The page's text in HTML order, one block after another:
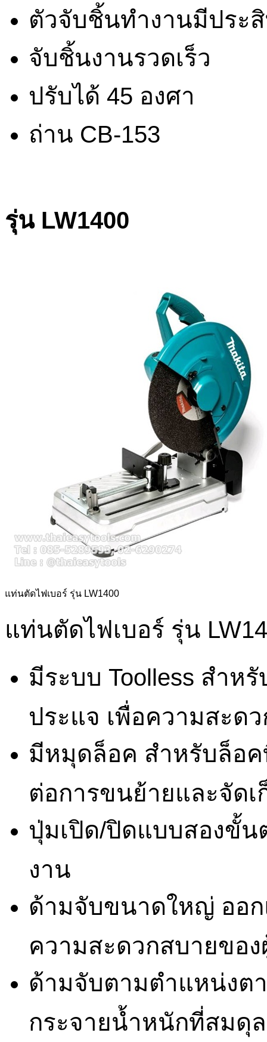
ตัวจับชิ้นทำงานมีประ
จับชิ้นงานรวดเร็ว
ปรับได้ 45 องศา
ถ่าน CB-153
รุ่น LW1400
แท่นตัดไฟเบอร์ รุ่น LW1400
แท่นตัดไฟเบอร์ รุ่น
มีระบบ Toolless สำห
ประแจ เพื่อความสะดว
มีหมุดล็อค สำหรับล็อค
ต่อการขนย้ายและจัดเ
ปุ่มเปิด/ปิดแบบสองขั้น
งาน
ด้ามจับขนาดใหญ่ ออ
ความสะดวกสบายขอ
ด้ามจับตามตำแหน่งต
กระจายน้ำหนักที่สมดุ